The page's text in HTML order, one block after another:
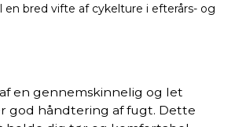
bred vifte af cykelture i efterårs- og
en gennemskinnelig og let
god håndtering af fugt. Dette